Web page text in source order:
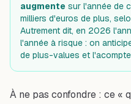
augmente sur l'année de
milliers d'euros de plus,
Autrement dit, en 2026
l'année à risque : on
de plus-values et
À ne pas confondre : ce «